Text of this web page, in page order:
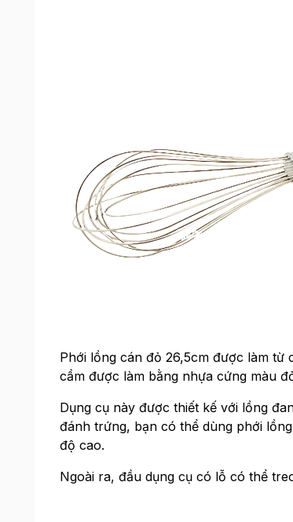
Phới lồng cán đỏ 26,5cm được làm từ
cầm được làm bằng nhựa cứng màu
Dụng cụ này được thiết kế với lồng
đánh trứng, bạn có thể dùng phới
độ cao.
Ngoài ra, đầu dụng cụ có lỗ có thể